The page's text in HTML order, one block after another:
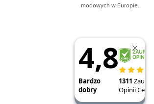
modowych w Europie.